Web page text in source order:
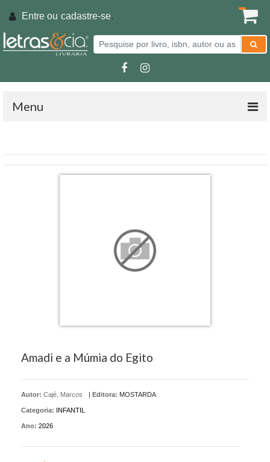
Entre ou cadastre-se.
Menu
Amadi e a Múmia do Egito
Autor: Cajé, Marcos | Editora: MOSTARDA
Categoria: INFANTIL
Ano: 2026